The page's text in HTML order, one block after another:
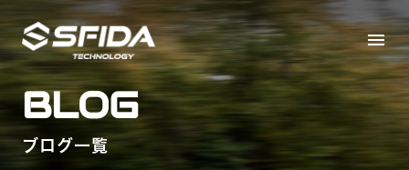
menu
BLOG
ブログ一覧